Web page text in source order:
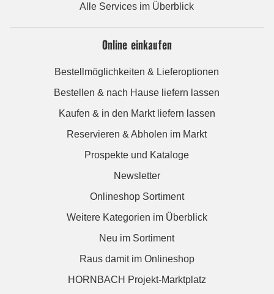
Alle Services im Überblick
Online einkaufen
Bestellmöglichkeiten & Lieferoptionen
Bestellen & nach Hause liefern lassen
Kaufen & in den Markt liefern lassen
Reservieren & Abholen im Markt
Prospekte und Kataloge
Newsletter
Onlineshop Sortiment
Weitere Kategorien im Überblick
Neu im Sortiment
Raus damit im Onlineshop
HORNBACH Projekt-Marktplatz